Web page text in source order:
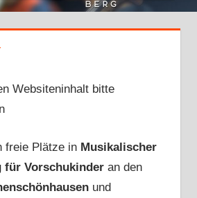
Websiteninhalt bitte
freie Plätze in Musikalischer
für Vorschukinderan den
und